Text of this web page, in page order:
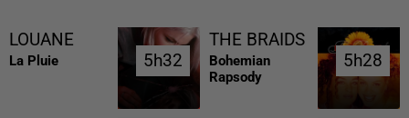
LOUANE
La Pluie 5h32
5h32
THE BRAIDS
Bohemian
Rapsody
5h28
5h28